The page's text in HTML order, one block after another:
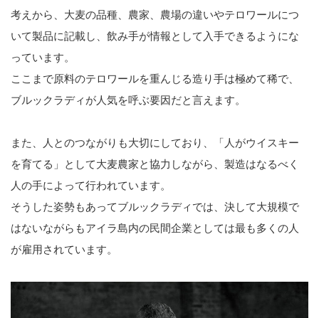
考えから、大麦の品種、農家、農場の違いやテロワールにつ
いて製品に記載し、飲み手が情報として入手できるようにな
っています。
ここまで原料のテロワールを重んじる造り手は極めて稀で、
ブルックラディが人気を呼ぶ要因だと言えます。
また、人とのつながりも大切にしており、「人がウイスキー
を育てる」として大麦農家と協力しながら、製造はなるべく
人の手によって行われています。
そうした姿勢もあってブルックラディでは、決して大規模で
はないながらもアイラ島内の民間企業としては最も多くの人
が雇用されています。